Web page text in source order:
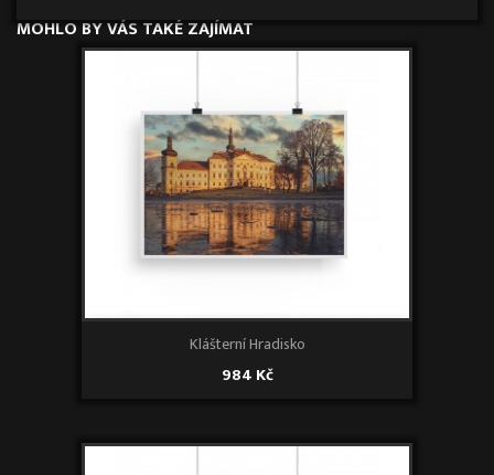
MOHLO BY VÁS TAKÉ ZAJÍMAT
Klášterní Hradisko
984 Kč